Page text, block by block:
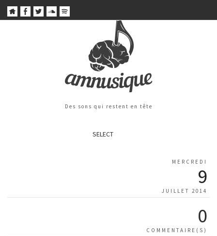
Des sons qui restent en tête
SELECT
MERCREDI
9
JUILLET 2014
0
COMMENTAIRE(S)